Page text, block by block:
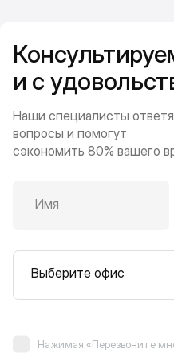
и с
Наши специалисты
вопросы и помогут
сэкономить 80% вашего
Имя
Выберите офис
Нажимая «Перезвоните